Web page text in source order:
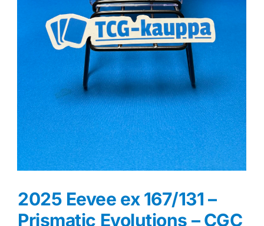
2025 Eevee ex 167/131 –
Prismatic Evolutions – CGC